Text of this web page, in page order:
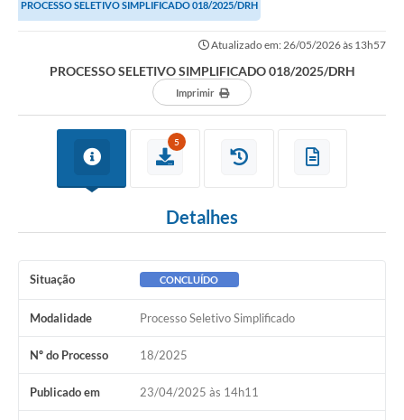
PROCESSO SELETIVO SIMPLIFICADO 018/2025/DRH
Atualizado em: 26/05/2026 às 13h57
PROCESSO SELETIVO SIMPLIFICADO 018/2025/DRH
Imprimir
5
Detalhes
Situação CONCLUÍDO
Modalidade Processo Seletivo Simplificado
Nº do Processo 18/2025
Publicado em 23/04/2025 às 14h11